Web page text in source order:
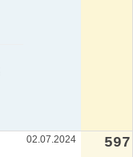
02.07.2024 597